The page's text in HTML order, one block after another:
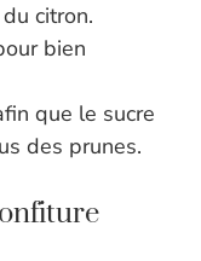
citron.
bien
que le sucre
des prunes.